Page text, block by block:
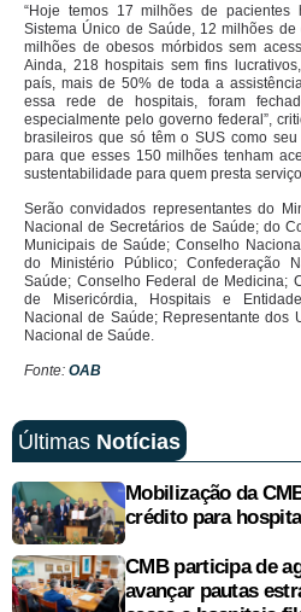
“Hoje temos 17 milhões de
Sistema Único de Saúde, 12 milhões
milhões de obesos mórbidos sem
Ainda, 218 hospitais sem fins
país, mais de 50% de toda a
essa rede de hospitais, foram
especialmente pelo governo federal”,
brasileiros que só têm o SUS como
para que esses 150 milhões tenham
sustentabilidade para quem presta
Serão convidados representantes do
Nacional de Secretários de Saúde; do
Municipais de Saúde; Conselho
do Ministério Público; Confederação
Saúde; Conselho Federal de Medicina;
de Misericórdia, Hospitais e
Nacional de Saúde; Representante dos
Nacional de Saúde.
Fonte: OAB
Últimas Notícias
Mobilização da
crédito para
CMB participa de
avançar pautas